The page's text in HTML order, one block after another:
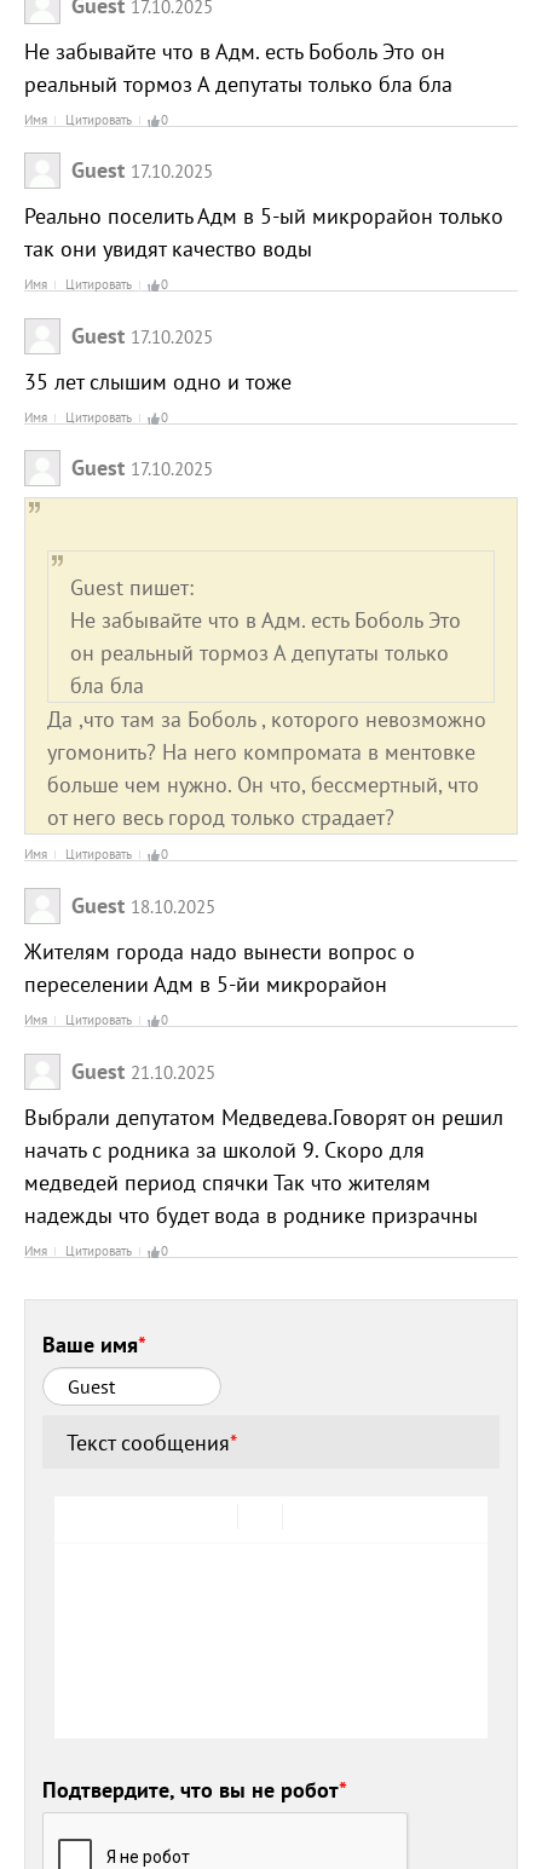
17.10.2025
Не забывайте что в Адм. есть Боболь Это он
реальный тормоз А депутаты только бла бла
Имя Цитировать 0
Guest 17.10.2025
Реально поселить Адм в 5-ый микрорайон только
так они увидят качество воды
Имя Цитировать 0
Guest 17.10.2025
35 лет слышим одно и тоже
Имя Цитировать 0
Guest 17.10.2025
Guest пишет:
Не забывайте что в Адм. есть Боболь Это
он реальный тормоз А депутаты только
бла бла
Да ,что там за Боболь , которого невозможно
угомонить? На него компромата в ментовке
больше чем нужно. Он что, бессмертный, что
от него весь город только страдает?
Имя Цитировать 0
Guest 18.10.2025
Жителям города надо вынести вопрос о
переселении Адм в 5-йи микрорайон
Имя Цитировать 0
Guest 21.10.2025
Выбрали депутатом Медведева.Говорят он решил
начать с родника за школой 9. Скоро для
медведей период спячки Так что жителям
надежды что будет вода в роднике призрачны
Имя Цитировать 0
Ваше имя*
Текст сообщения*
Подтвердите, что вы не робот*